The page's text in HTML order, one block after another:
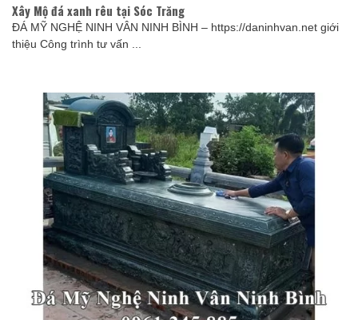
Xây Mộ đá xanh rêu tại Sóc Trăng
ĐÁ MỸ NGHỆ NINH VÂN NINH BÌNH – https://daninhvan.net giới
thiệu Công trình tư vấn ...